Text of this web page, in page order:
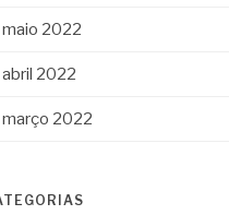
maio 2022
abril 2022
março 2022